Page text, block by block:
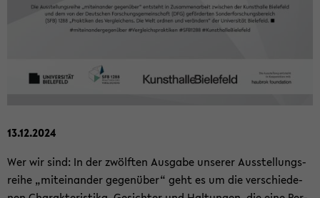
13.12.2024
Wer wir sind: In der zwölf­ten Aus­ga­be un­se­rer Aus­stel­lungs­
rei­he „mit­ein­an­der ge­gen­über“ geht es um die ver­schie­de­